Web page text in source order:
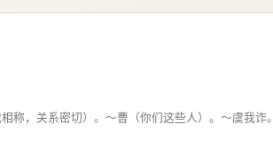
称，关系密切）。～曹（你们这些人）。～虞我诈。